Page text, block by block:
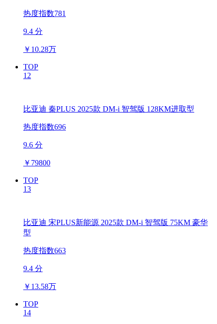
热度指数781
9.4 分
￥ 10.28万
TOP
12
比亚迪 秦PLUS 2025款 DM-i 智驾版 128KM进取型
热度指数696
9.6 分
￥ 79800
TOP
13
比亚迪 宋PLUS新能源 2025款 DM-i 智驾版 75KM 豪华
型
热度指数663
9.4 分
￥ 13.58万
TOP
14